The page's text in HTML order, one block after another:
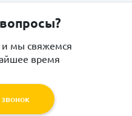
и мы свяжемся
время
звонок